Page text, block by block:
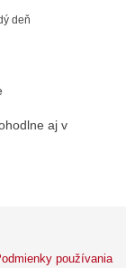
deň
aj v
používania